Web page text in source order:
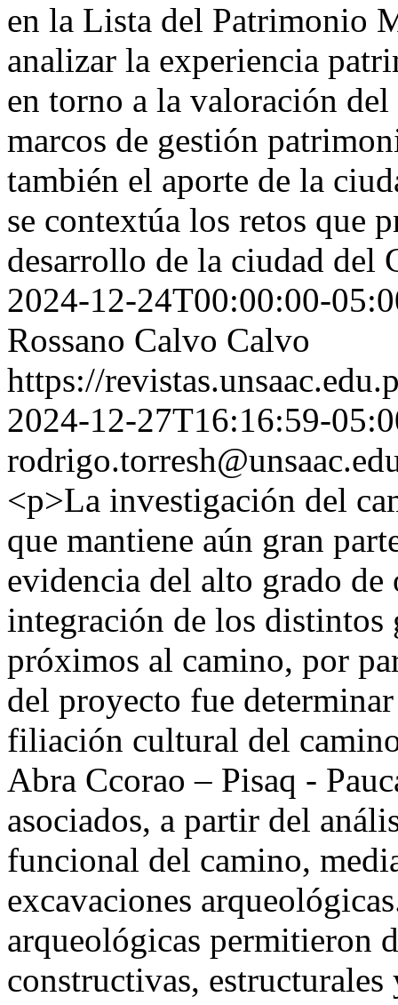
en la Lista del Patrimonio
analizar la experiencia
en torno a la valoración
marcos de gestión
también el aporte de la
se contextúa los retos que
desarrollo de la ciudad del
2024-12-24T00:00:00-
Rossano Calvo Calvo
https://
2024-12-27T16:16:59-
<p>La investigación del
que mantiene aún gran
evidencia del alto grado
integración de los distintos
próximos al camino, por
del proyecto fue
filiación cultural del
Abra Ccorao – Pisaq -
asociados, a partir del
funcional del camino,
excavaciones
arqueológicas permitieron
constructivas,